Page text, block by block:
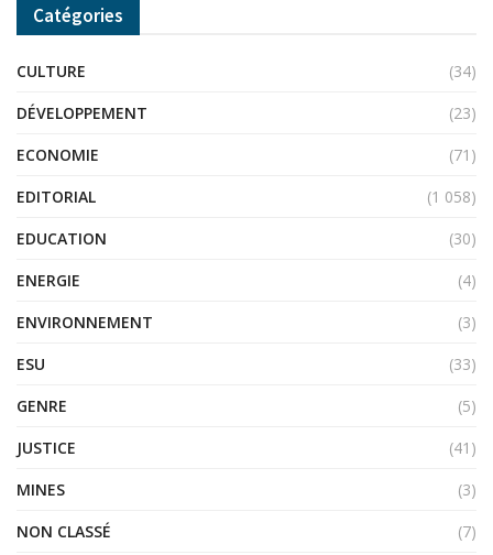
Catégories
CULTURE
(34)
DÉVELOPPEMENT
(23)
ECONOMIE
(71)
EDITORIAL
(1 058)
EDUCATION
(30)
ENERGIE
(4)
ENVIRONNEMENT
(3)
ESU
(33)
GENRE
(5)
JUSTICE
(41)
MINES
(3)
NON CLASSÉ
(7)